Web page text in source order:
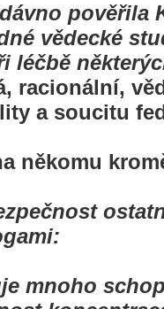
vědecké
léčbě
racionální,
a soucitu
někomu
mnoho